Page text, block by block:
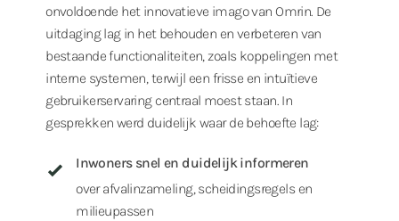
onvoldoende het innovatieve imago van Omrin. De
uitdaging lag in het behouden en verbeteren van
bestaande functionaliteiten, zoals koppelingen met
interne systemen, terwijl een frisse en intuïtieve
gebruikerservaring centraal moest staan. In
gesprekken werd duidelijk waar de behoefte lag:
Inwoners snel en duidelijk informeren
over afvalinzameling, scheidingsregels en
milieupassen